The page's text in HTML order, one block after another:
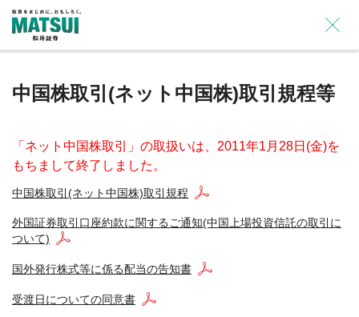
×
中国株取引(ネット中国株)取引規程等
「ネット中国株取引」の取扱いは、2011年1月28日(金)を
もちまして終了しました。
中国株取引(ネット中国株)取引規程
外国証券取引口座約款に関するご通知(中国上場投資信託の取引に
ついて)
国外発行株式等に係る配当の告知書
受渡日についての同意書